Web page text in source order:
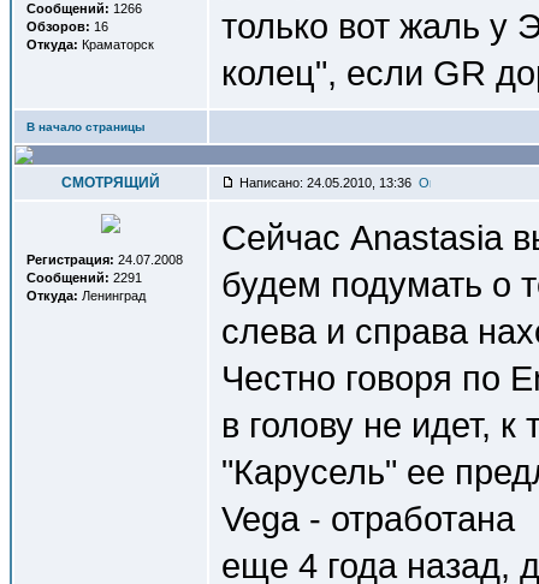
Сообщений: 1266
Обзоров: 16
Откуда: Краматорск
только вот жаль у
колец", если GR
В начало страницы
СМОТРЯЩИЙ Написано: 24.05.2010, 13:36
Регистрация: 24.07.2008
Сообщений: 2291
Откуда: Ленинград
Сейчас Anastasia
будем подумать о
слева и справа
Честно говоря по
в голову не идет, к
"Карусель" ее
Vega - отработана
еще 4 года назад,